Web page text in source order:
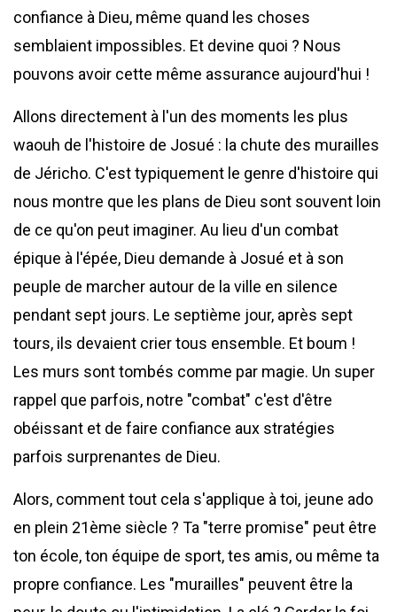
confiance à Dieu, même quand les choses
semblaient impossibles. Et devine quoi ? Nous
pouvons avoir cette même assurance aujourd'hui !
Allons directement à l'un des moments les plus
waouh de l'histoire de Josué : la chute des murailles
de Jéricho. C'est typiquement le genre d'histoire qui
nous montre que les plans de Dieu sont souvent loin
de ce qu'on peut imaginer. Au lieu d'un combat
épique à l'épée, Dieu demande à Josué et à son
peuple de marcher autour de la ville en silence
pendant sept jours. Le septième jour, après sept
tours, ils devaient crier tous ensemble. Et boum !
Les murs sont tombés comme par magie. Un super
rappel que parfois, notre "combat" c'est d'être
obéissant et de faire confiance aux stratégies
parfois surprenantes de Dieu.
Alors, comment tout cela s'applique à toi, jeune ado
en plein 21ème siècle ? Ta "terre promise" peut être
ton école, ton équipe de sport, tes amis, ou même ta
propre confiance. Les "murailles" peuvent être la